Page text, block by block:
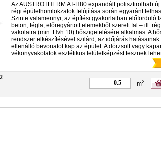
Az AUSTROTHERM AT-H80 expandált polisztirolhab
régi épülethomlokzatok felújítása során egyaránt
Szinte valamennyi, az építési gyakorlatban előforduló
beton, tégla, előregyártott elemekből szerelt fal – ill.
vakolatra (min. Hvh 10) hőszigetelésére alkalmas. A
rendszer elkészítésével szilárd, az időjárás hatásainak
ellenálló bevonatot kap az épület. A dörzsölt vagy
vékonyvakolatok esztétikus felületképzést tesznek
m2
2